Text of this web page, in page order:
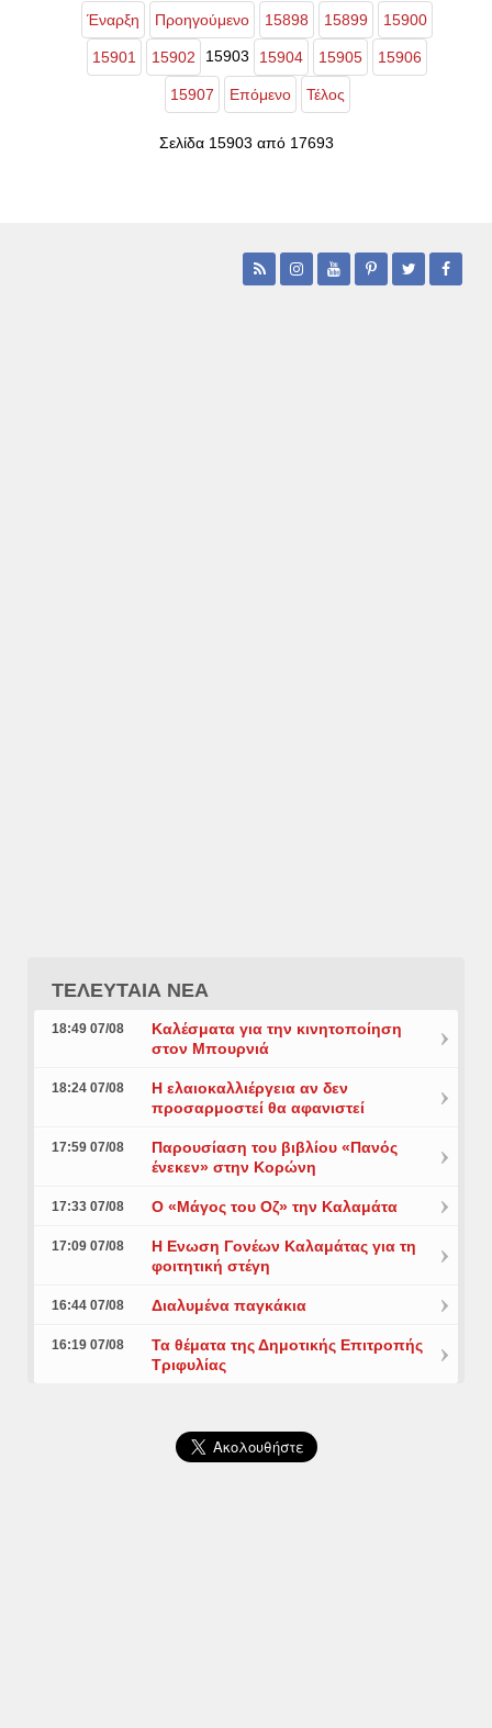
Έναρξη Προηγούμενο 15898 15899 15900
15901 15902 15903 15904 15905 15906
15907 Επόμενο Τέλος
Σελίδα 15903 από 17693
ΤΕΛΕΥΤΑΙΑ ΝΕΑ
18:49 07/08
Καλέσματα για την κινητοποίηση
στον Μπουρνιά
18:24 07/08
Η ελαιοκαλλιέργεια αν δεν
προσαρμοστεί θα αφανιστεί
17:59 07/08
Παρουσίαση του βιβλίου «Πανός
ένεκεν» στην Κορώνη
17:33 07/08 Ο «Μάγος του Οζ» την Καλαμάτα
17:09 07/08
Η Ενωση Γονέων Καλαμάτας για τη
φοιτητική στέγη
16:44 07/08 Διαλυμένα παγκάκια
16:19 07/08
Τα θέματα της Δημοτικής Επιτροπής
Τριφυλίας